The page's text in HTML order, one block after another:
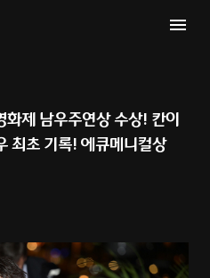
제 남우주연상 수상! 칸이
최초 기록! 에큐메니컬상